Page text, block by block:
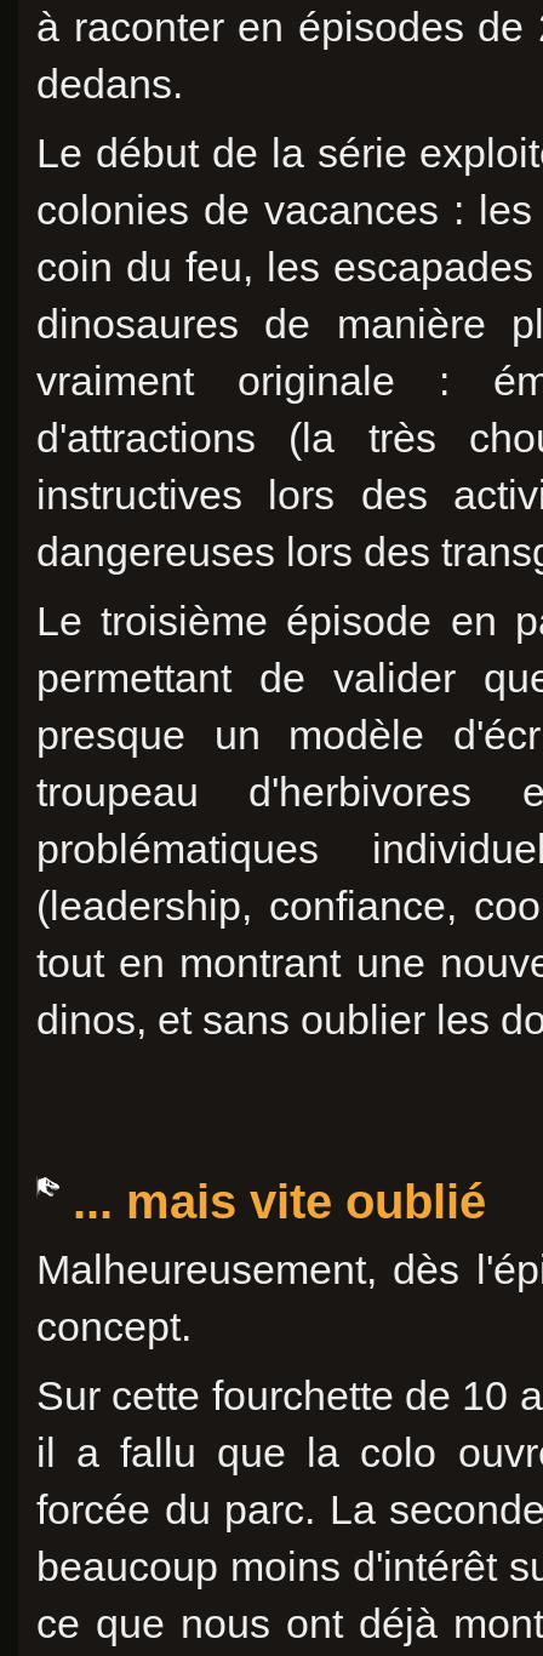
à raconter en épisodes
dedans.
Le début de la série
colonies de vacances :
coin du feu, les
dinosaures de manière
vraiment originale :
d'attractions (la très
instructives lors des
dangereuses lors des
Le troisième épisode en
permettant de valider
presque un modèle
troupeau d'herbivores
problématiques
(leadership, confiance,
tout en montrant une
dinos, et sans oublier les
... mais vite oublié
Malheureusement, dès
concept.
Sur cette fourchette de 10
il a fallu que la colo
forcée du parc. La
beaucoup moins d'intérêt
ce que nous ont déjà